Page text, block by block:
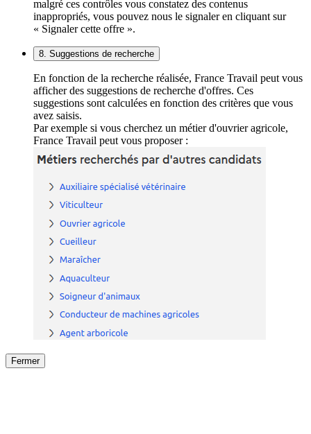
malgré ces contrôles vous constatez des contenus
inappropriés, vous pouvez nous le signaler en cliquant sur
« Signaler cette offre ».
8. Suggestions de recherche
En fonction de la recherche réalisée, France Travail peut vous
afficher des suggestions de recherche d'offres. Ces
suggestions sont calculées en fonction des critères que vous
avez saisis.
Par exemple si vous cherchez un métier d'ouvrier agricole,
France Travail peut vous proposer :
Fermer